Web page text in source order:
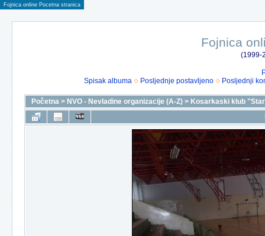
Fojnica online Pocetna stranica
Fojnica
(1999-
Spisak albuma
Posljednje postavljeno Posljednji
Početna > NVO - Nevladine organizacije (A-Z) > Kosarkaski klub